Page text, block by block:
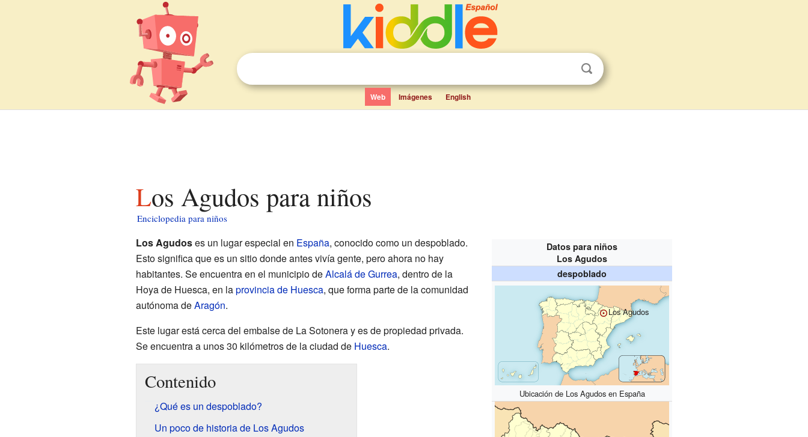
Web Imágenes English
Los Agudos para niños
Enciclopedia para niños
Datos para niños
Los Agudos
despoblado
Los Agudos
Ubicación de Los Agudos en España
Los Agudoses un lugar especial en España, conocido como un despoblado.
Esto significa que es un sitio donde antes vivía gente, pero ahora no hay
habitantes. Se encuentra en el municipio deAlcalá de Gurrea, dentro de la
Hoya de Huesca, en laprovincia de Huesca, que forma parte de la comunidad
autónoma deAragón.
Este lugar está cerca del embalse de La Sotonera y es de propiedad privada.
Se encuentra a unos 30 kilómetros de la ciudad de Huesca.
Contenido
¿Qué es un despoblado?
Un poco de historia de Los Agudos